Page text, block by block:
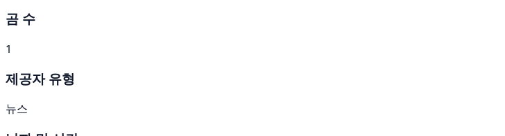
곰 수
1
제공자 유형
뉴스